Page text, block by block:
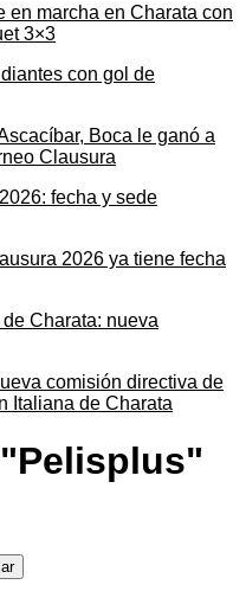
en marcha en Charata con
3×3
Boca le ganó a
Clausura
2026 ya tiene fecha
comisión directiva de
Italiana de Charata